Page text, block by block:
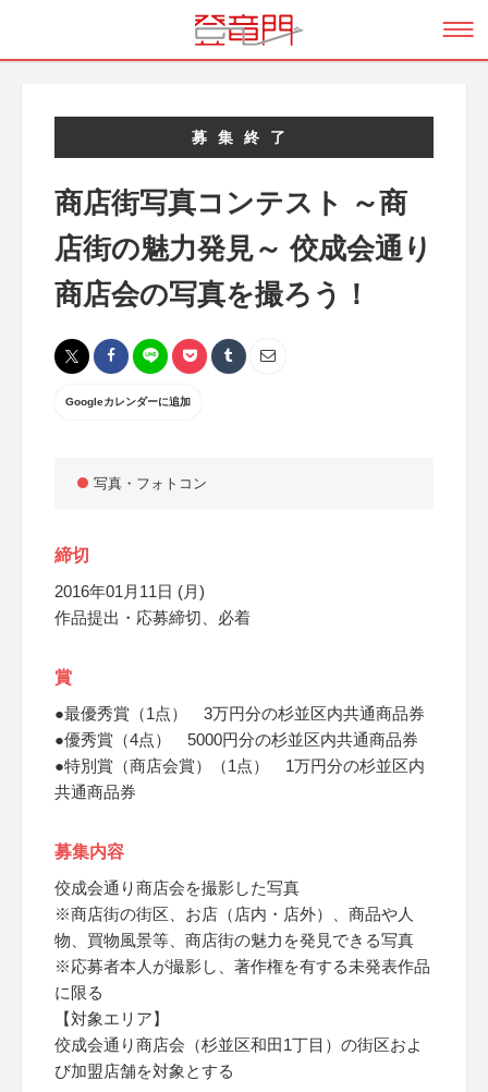
募集終了
商店街写真コンテスト ～商
店街の魅力発見～ 佼成会通り
商店会の写真を撮ろう！
Googleカレンダーに追加
写真・フォトコン
締切
2016年01月11日 (月)
作品提出・応募締切、必着
賞
●最優秀賞（1点） 3万円分の杉並区内共通商品券
●優秀賞（4点） 5000円分の杉並区内共通商品券
●特別賞（商店会賞）（1点） 1万円分の杉並区内
共通商品券
募集内容
佼成会通り商店会を撮影した写真
※商店街の街区、お店（店内・店外）、商品や人
物、買物風景等、商店街の魅力を発見できる写真
※応募者本人が撮影し、著作権を有する未発表作品
に限る
【対象エリア】
佼成会通り商店会（杉並区和田1丁目）の街区およ
び加盟店舗を対象とする